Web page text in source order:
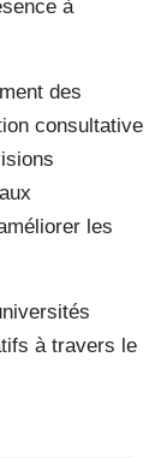
à
des
consultative
les
à travers le